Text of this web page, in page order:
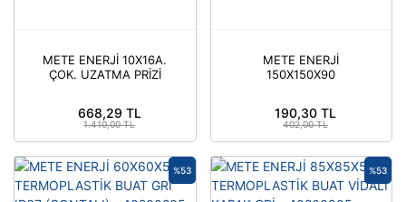
METE ENERJİ 10X16A.
ÇOK. UZATMA PRİZİ
668,29 TL
1.410,00 TL
METE ENERJİ
150X150X90
190,30 TL
402,00 TL
%53 %53